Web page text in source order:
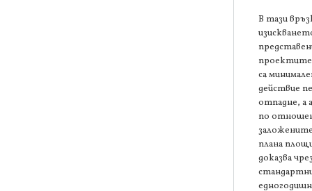
В тази
проектите
са
действие
отпадне, а
по
плана
доказва